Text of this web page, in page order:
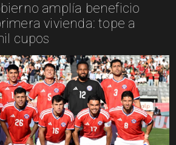
amplía beneficio
vivienda: tope a
cupos